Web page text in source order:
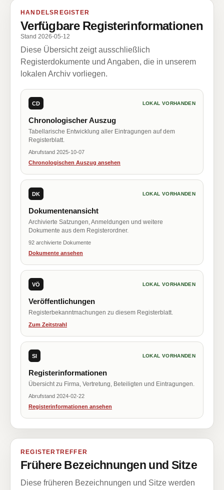
HANDELSREGISTER
Verfügbare Registerinformationen
Stand 2026-05-12
Diese Übersicht zeigt ausschließlich
Registerdokumente und Angaben, die in unserem
lokalen Archiv vorliegen.
CD LOKAL VORHANDEN
Chronologischer Auszug
Tabellarische Entwicklung aller Eintragungen auf dem
Registerblatt.
Abrufstand 2025-10-07
Chronologischen Auszug ansehen
DK LOKAL VORHANDEN
Dokumentenansicht
Archivierte Satzungen, Anmeldungen und weitere
Dokumente aus dem Registerordner.
92 archivierte Dokumente
Dokumente ansehen
VÖ LOKAL VORHANDEN
Veröffentlichungen
Registerbekanntmachungen zu diesem Registerblatt.
Zum Zeitstrahl
SI LOKAL VORHANDEN
Registerinformationen
Übersicht zu Firma, Vertretung, Beteiligten und Eintragungen.
Abrufstand 2024-02-22
Registerinformationen ansehen
REGISTERTREFFER
Frühere Bezeichnungen und Sitze
Diese früheren Bezeichnungen und Sitze werden